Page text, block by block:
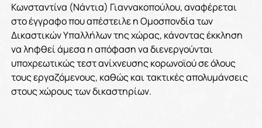
Κωνσταντίνα (Νάντια) Γιαννακοπούλου, αναφέρεται
στο έγγραφο που απέστειλε η Ομοσπονδία των
Δικαστικών Υπαλλήλων της χώρας, κάνοντας έκκληση
να ληφθεί άμεσα η απόφαση να διενεργούνται
υποχρεωτικώς τεστ ανίχνευσης κορωνοϊού σε όλους
τους εργαζόμενους, καθώς και τακτικές απολυμάνσεις
στους χώρους των δικαστηρίων.